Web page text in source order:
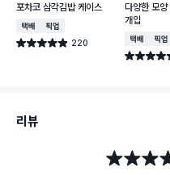
포차코 삼각김밥 케이스
택배배송매장픽업
별점 4.9점 220
건 작성
다양한 모
개입
택배배송매장
별점 4.8점
리뷰
별점 4.8점